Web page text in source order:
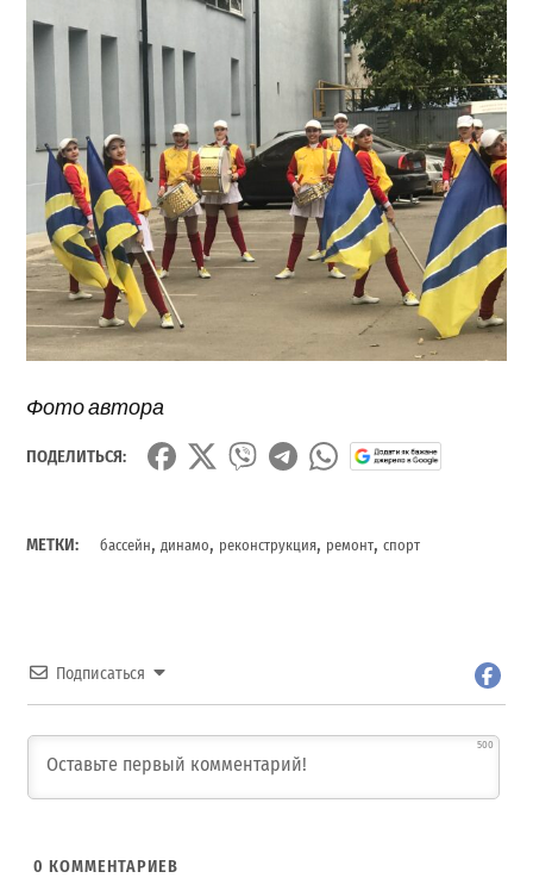
Фото автора
ПОДЕЛИТЬСЯ:
МЕТКИ: бассейн,динамо, реконструкция, ремонт,спорт
Подписаться
500
0 КОММЕНТАРИЕВ